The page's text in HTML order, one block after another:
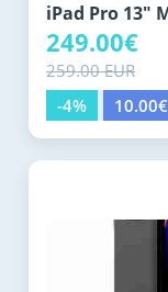
iPad Pro 13"
249.00€
259.00 EUR
-4%